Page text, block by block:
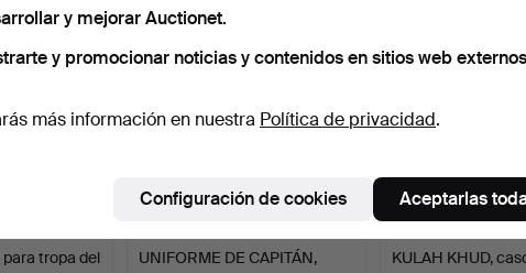
tropa del
UNIFORME DE CAPITÁN,
KULAH KHUD,
y mejorar Auctionet.
y promocionar noticias y contenidos en sitios web
más información en nuestra Política de privacidad.
Configuración de cookies Aceptarlas